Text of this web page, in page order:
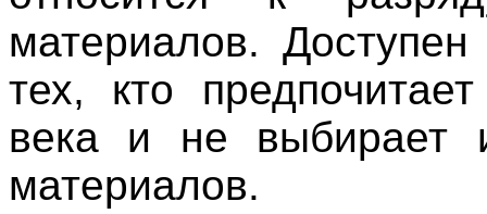
материалов.
тех, кто
века и не выбирает
материалов.